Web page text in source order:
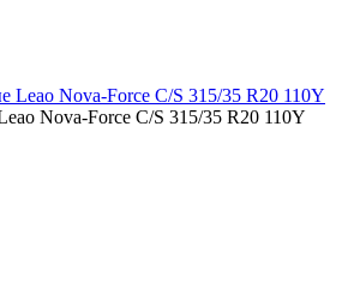
Nova-Force C/S 315/35 R20 110Y